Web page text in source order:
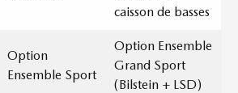
caisson de basses
Option
Ensemble Sport
Option Ensemble
Grand Sport
(Bilstein + LSD)